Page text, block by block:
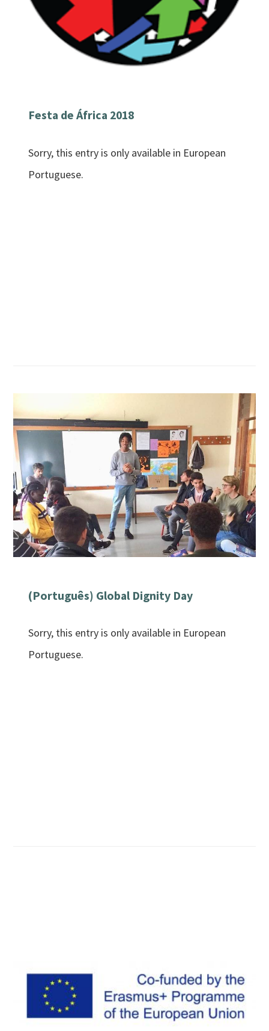
Festa de África 2018
Sorry, this entry is only available in European
Portuguese.
(Português) Global Dignity Day
Sorry, this entry is only available in European
Portuguese.